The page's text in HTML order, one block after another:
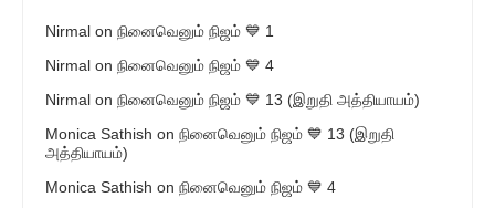
Nirmal on நினைவெனும் நிஜம் 💙 1
Nirmal on நினைவெனும் நிஜம் 💙 4
Nirmal on நினைவெனும் நிஜம் 💙 13 (இறுதி அத்தியாயம்)
Monica Sathish on நினைவெனும் நிஜம் 💙 13 (இறுதி
அத்தியாயம்)
Monica Sathish on நினைவெனும் நிஜம் 💙 4